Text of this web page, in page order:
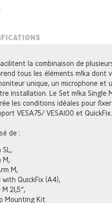
la combinaison de
tous les éléments m!ka dont
unique, un microphone et
installation. Le Set m!ka Single
les conditions idéales pour
VESA75/ VESA100 et QuickFix.
de :
SL,
M,
M,
with QuickFix (A4),
21,5“,
Mounting Kit